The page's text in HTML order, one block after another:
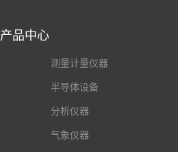
产品中心
测量计量仪器
半导体设备
分析仪器
气象仪器